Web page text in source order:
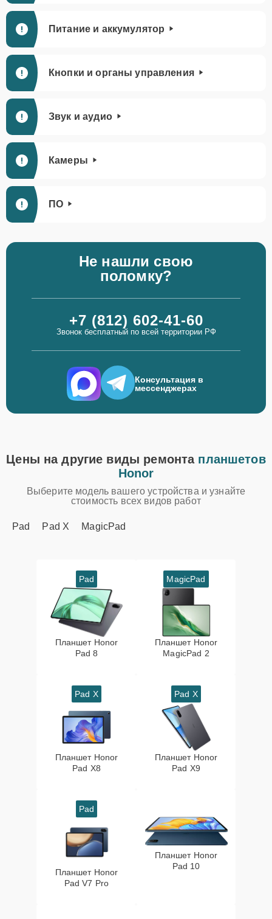
Питание и аккумулятор
Кнопки и органы управления
Звук и аудио
Камеры
ПО
Не нашли свою
поломку?
+7 (812) 602-41-60
Звонок бесплатный по всей территории РФ
Консультация в
мессенджерах
Цены на другие виды ремонта планшетов
Honor
Выберите модель вашего устройства и узнайте
стоимость всех видов работ
Pad Pad X MagicPad
Pad
Планшет Honor
Pad 8
MagicPad
Планшет Honor
MagicPad 2
Pad X
Планшет Honor
Pad X8
Pad X
Планшет Honor
Pad X9
Pad
Планшет Honor
Pad V7 Pro
Планшет Honor
Pad 10